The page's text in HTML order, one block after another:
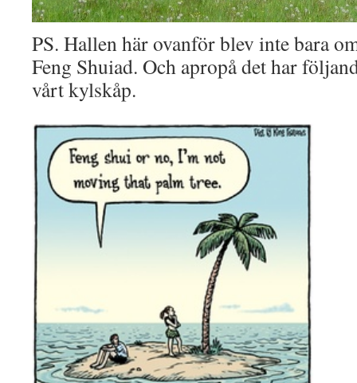
PS. Hallen här ovanför blev inte bara
Feng Shuiad. Och apropå det har
vårt kylskåp.